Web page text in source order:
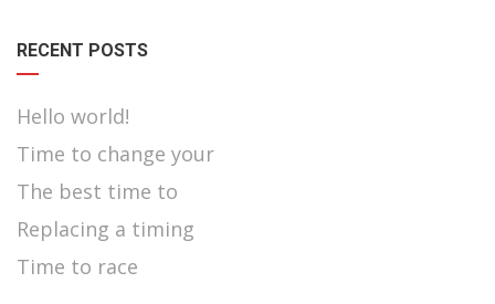
RECENT POSTS
Hello world!
Time to change your
The best time to
Replacing a timing
Time to race